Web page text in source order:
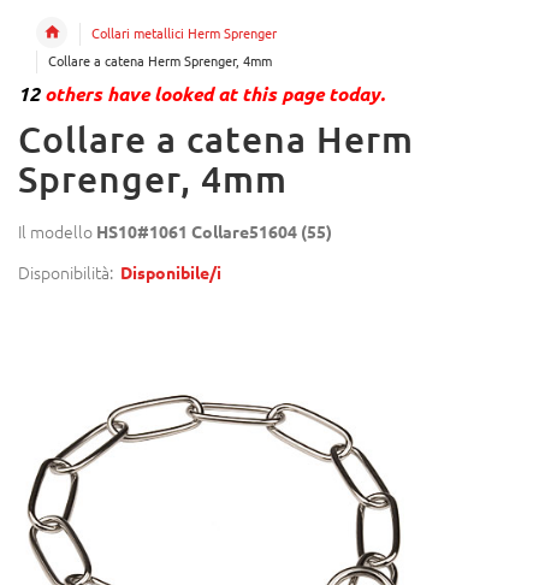
Collari metallici Herm Sprenger
Collare a catena Herm Sprenger, 4mm
12others have looked at this page today.
Collare a catena Herm
Sprenger, 4mm
Il modello HS10#1061 Collare51604 (55)
Disponibilità: Disponibile/i